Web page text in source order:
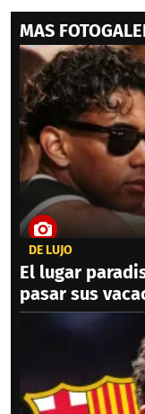
MAS
DE LUJO
El lugar
pasar sus